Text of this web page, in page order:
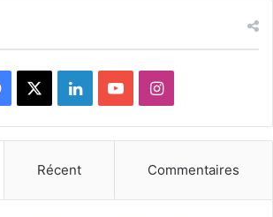
Facebook LinkedinYouTubeInstagram
Récent Commentaires